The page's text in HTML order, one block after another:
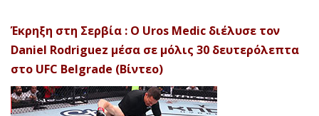
Έκρηξη στη Σερβία : Ο Uros Medic διέλυσε τον
Daniel Rodriguez μέσα σε μόλις 30 δευτερόλεπτα
στο UFC Belgrade (Βίντεο)